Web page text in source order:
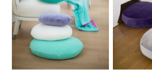
Die
Optionen
können
Die
Optionen
können
der